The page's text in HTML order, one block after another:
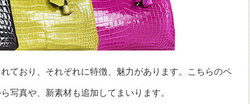
ており、それぞれに特徴、魅力があります。こちらのペ
写真や、新素材も追加してまいります。